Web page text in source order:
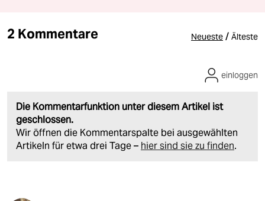
2 Kommentare Neueste / Älteste
Die Kommentarfunktion unter diesem Artikel ist
geschlossen.
Wir öffnen die Kommentarspalte bei ausgewählten
Artikeln für etwa drei Tage – hier sind sie zu finden.
einloggen